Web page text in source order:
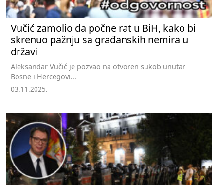
Vučić zamolio da počne rat u BiH, kako bi
skrenuo pažnju sa građanskih nemira u
državi
Aleksandar Vučić je pozvao na otvoren sukob unutar
Bosne i Hercegovi...
03.11.2025.